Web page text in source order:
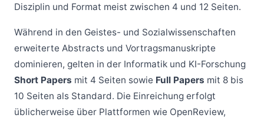
Disziplin und Format meist zwischen 4 und 12 Seiten.
Während in den Geistes- und Sozialwissenschaften
erweiterte Abstracts und Vortragsmanuskripte
dominieren, gelten in der Informatik und KI-Forschung
Short Papers mit 4 Seiten sowie Full Papers mit 8 bis
10 Seiten als Standard. Die Einreichung erfolgt
üblicherweise über Plattformen wie OpenReview,